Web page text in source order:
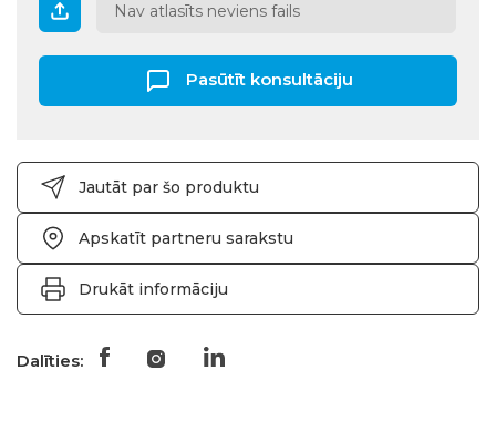
Nav atlasīts neviens fails
Pasūtīt konsultāciju
Jautāt par šo produktu
Apskatīt partneru sarakstu
Drukāt informāciju
Dalīties: